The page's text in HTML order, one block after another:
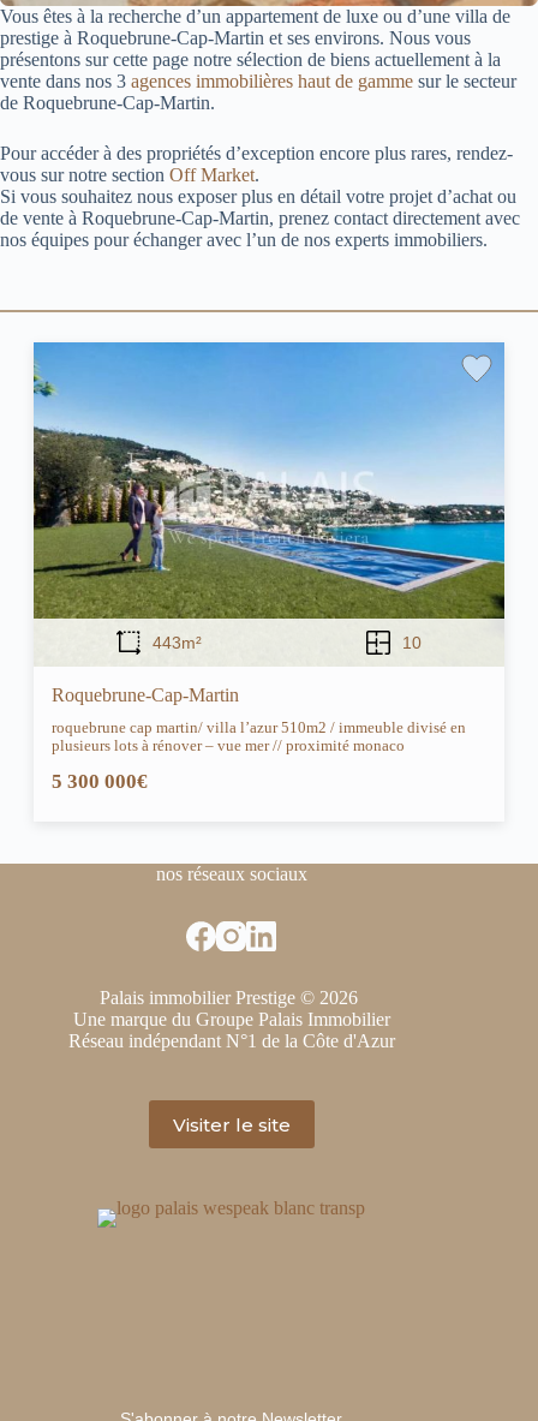
Vous êtes à la recherche d’un appartement de luxe ou d’une villa de
prestige à Roquebrune-Cap-Martin et ses environs. Nous vous
présentons sur cette page notre sélection de biens actuellement à la
vente dans nos 3 agences immobilières haut de gamme sur le secteur
de Roquebrune-Cap-Martin.
Pour accéder à des propriétés d’exception encore plus rares, rendez-
vous sur notre section Off Market.
Si vous souhaitez nous exposer plus en détail votre projet d’achat ou
de vente à Roquebrune-Cap-Martin, prenez contact directement avec
nos équipes pour échanger avec l’un de nos experts immobiliers.
443m² 10
Roquebrune-Cap-Martin
roquebrune cap martin/ villa l’azur 510m2 / immeuble divisé en
plusieurs lots à rénover – vue mer // proximité monaco
5 300 000€
nos réseaux sociaux
Palais immobilier Prestige © 2026
Une marque du Groupe Palais Immobilier
Réseau indépendant N°1 de la Côte d'Azur
Visiter le site